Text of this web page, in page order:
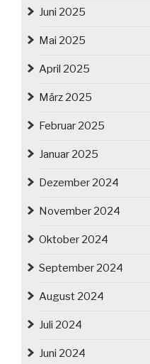
Juni 2025
Mai 2025
April 2025
März 2025
Februar 2025
Januar 2025
Dezember 2024
November 2024
Oktober 2024
September 2024
August 2024
Juli 2024
Juni 2024